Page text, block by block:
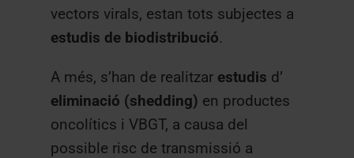
vectors virals, estan tots subjectes a
estudis de biodistribució.
A més, s’han de realitzar estudis d’
eliminació (shedding) en productes
oncolítics i VBGT, a causa del
possible risc de transmissió a